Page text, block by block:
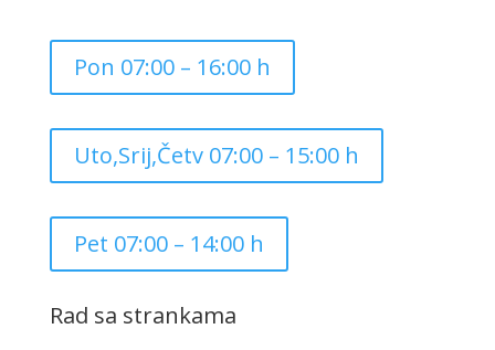
Pon 07:00 – 16:00 h
Uto,Srij,Četv 07:00 – 15:00 h
Pet 07:00 – 14:00 h
Rad sa strankama